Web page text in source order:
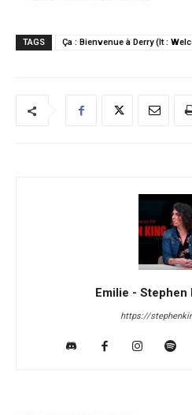
TAGS Ça : Bienvenue à Derry (It :
Emilie - Stephen
https://